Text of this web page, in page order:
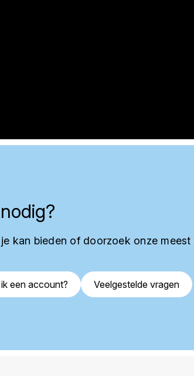
kan bieden of doorzoek onze
een account? Veelgestelde vragen